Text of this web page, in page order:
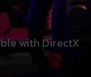
with DirectX